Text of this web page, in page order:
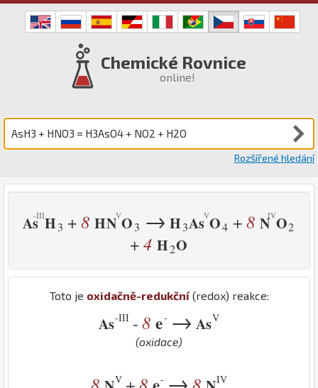
Chemické Rovnice
online!
Rozšířené hledání
As H3 + 8 HN O3 → H3As O4 +8 N O2
+4 H2O
Toto je oxidačně-redukční(redox) reakce:
As-III - 8 e- → AsV
(oxidace)
8 V 8 - → 8
IV